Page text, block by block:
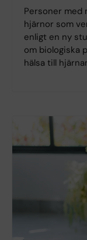
Personer med
hjärnor som
enligt en ny
om biologiska
hälsa till